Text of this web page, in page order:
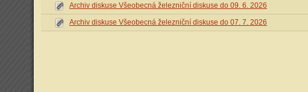
Archiv diskuse Všeobecná železniční diskuse do 09. 6. 2026
Archiv diskuse Všeobecná železniční diskuse do 07. 7. 2026